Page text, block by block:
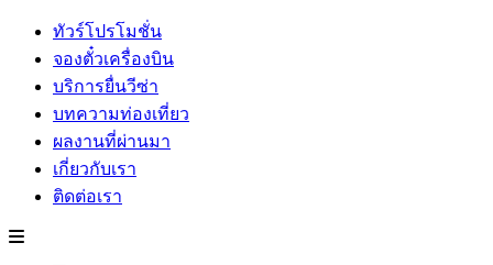
ทัวร์โปรโมชั่น
จองตั๋วเครื่องบิน
บริการยื่นวีซ่า
บทความท่องเที่ยว
ผลงานที่ผ่านมา
เกี่ยวกับเรา
ติดต่อเรา